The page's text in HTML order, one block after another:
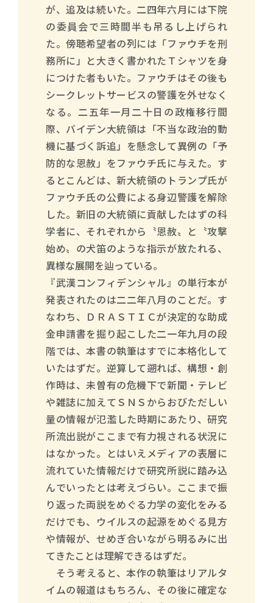
が、追及は続いた。二四年六月には下院
の委員会で三時間半も吊るし上げられ
た。傍聴希望者の列には「ファウチを刑
務所に」と大きく書かれたＴシャツを身
につけた者もいた。ファウチはその後も
シークレットサービスの警護を外せなく
なる。二五年一月二十日の政権移行間
際、バイデン大統領は「不当な政治的動
機に基づく訴追」を懸念して異例の「予
防的な恩赦」をファウチ氏に与えた。す
るとこんどは、新大統領のトランプ氏が
ファウチ氏の公費による身辺警護を解除
した。新旧の大統領に貢献したはずの科
学者に、それぞれから〝恩赦〟と〝攻撃
始め〟の犬笛のような指示が放たれる、
異様な展開を辿っている。
『武漢コンフィデンシャル』の単行本が
発表されたのは二二年八月のことだ。す
なわち、ＤＲＡＳＴＩＣが決定的な助成
金申請書を掘り起こした二一年九月の段
階では、本書の執筆はすでに本格化して
いたはずだ。逆算して遡れば、構想・創
作時は、未曽有の危機下で新聞・テレビ
や雑誌に加えてＳＮＳからおびただしい
量の情報が氾濫した時期にあたり、研究
所流出説がここまで有力視される状況に
はなかった。とはいえメディアの表層に
流れていた情報だけで研究所説に踏み込
んでいったとは考えづらい。ここまで振
り返った両説をめぐる力学の変化をみる
だけでも、ウイルスの起源をめぐる見方
や情報が、せめぎ合いながら明るみに出
てきたことは理解できるはずだ。
そう考えると、本作の執筆はリアルタ
イムの報道はもちろん、その後に確定な